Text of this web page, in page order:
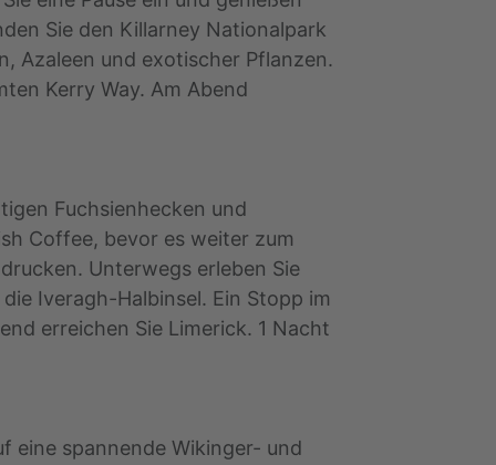
Sie den Killarney Nationalpark
Azaleen und exotischer Pflanzen.
Kerry Way. Am Abend
Fuchsienhecken und
Coffee, bevor es weiter zum
Unterwegs erleben Sie
Iveragh-Halbinsel. Ein Stopp im
erreichen Sie Limerick. 1 Nacht
eine spannende Wikinger- und